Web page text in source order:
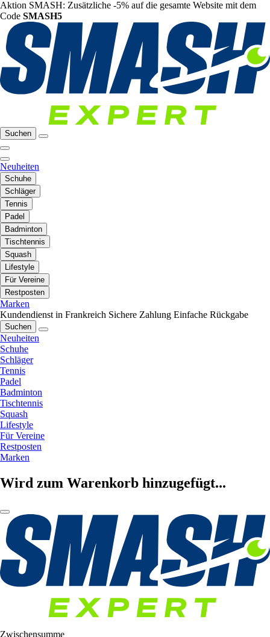
Aktion SMASH: Zusätzliche -5% auf die gesamte Website mit dem
Code SMASH5
Suchen
Neuheiten
Schuhe
Schläger
Tennis
Padel
Badminton
Tischtennis
Squash
Lifestyle
Für Vereine
Restposten
Marken
Kundendienst in Frankreich Sichere Zahlung Einfache Rückgabe
Suchen
Neuheiten
Schuhe
Schläger
Tennis
Padel
Badminton
Tischtennis
Squash
Lifestyle
Für Vereine
Restposten
Marken
Wird zum Warenkorb hinzugefügt...
Zwischensumme